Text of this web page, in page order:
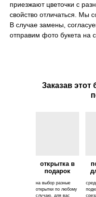
приезжают цветочки с
свойство отличаться. Мы
В случае замены,
отправим фото букета на
на выбор разные
открытки по любому
случаю. для вас
Заказав этот
открытка в
подарок